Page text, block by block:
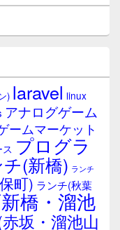
) laravel linux
アナログゲーム
ームマーケット
プログラ
(新橋) ランチ
町) ランチ(秋葉
橋・溜池
坂・溜池山